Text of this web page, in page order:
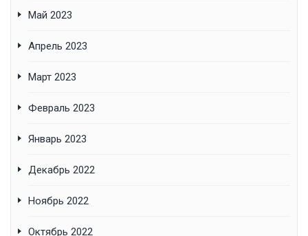
Май 2023
Апрель 2023
Март 2023
Февраль 2023
Январь 2023
Декабрь 2022
Ноябрь 2022
Октябрь 2022